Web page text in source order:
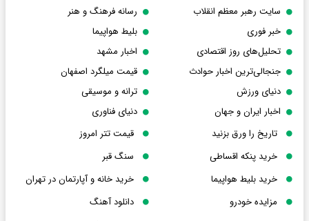
سایت رهبر معظم انقلاب
رسانه فرهنگ و هنر
خبر فوری
بلیط هواپیما
تحلیل‌های روز اقتصادی
اخبار مشهد
جنجالی‌ترین اخبار حوادث
قیمت میلگرد اصفهان
دنیای ورزش
ترانه و موسیقی
اخبار ایران و جهان
دنیای فناوری
تاریخ را ورق بزنید
قیمت تتر امروز
خرید پنکه اقساطی
سنگ قبر
خرید بلیط هواپیما
خرید خانه و آپارتمان در تهران
مزایده خودرو
دانلود آهنگ